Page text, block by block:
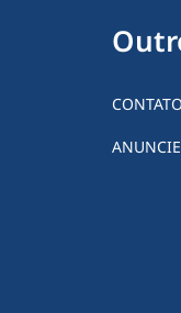
CONTATO
ANUNCIE